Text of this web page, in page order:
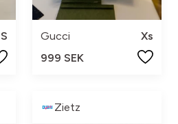
S
Gucci
Xs
999 SEK
Zietz